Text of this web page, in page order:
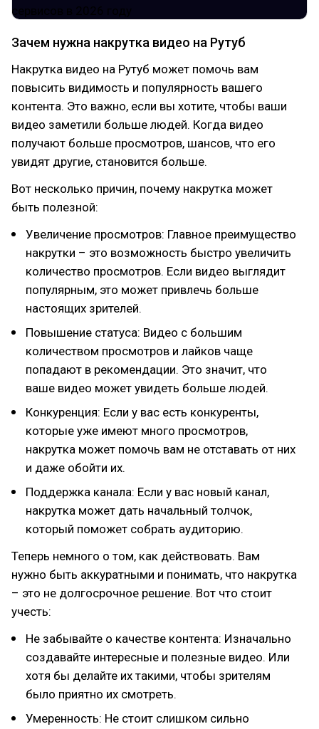
Зачем нужна накрутка видео на Рутуб
Накрутка видео на Рутуб может помочь вам
повысить видимость и популярность вашего
контента. Это важно, если вы хотите, чтобы ваши
видео заметили больше людей. Когда видео
получают больше просмотров, шансов, что его
увидят другие, становится больше.
Вот несколько причин, почему накрутка может
быть полезной:
Увеличение просмотров: Главное преимущество
накрутки – это возможность быстро увеличить
количество просмотров. Если видео выглядит
популярным, это может привлечь больше
настоящих зрителей.
Повышение статуса: Видео с большим
количеством просмотров и лайков чаще
попадают в рекомендации. Это значит, что
ваше видео может увидеть больше людей.
Конкуренция: Если у вас есть конкуренты,
которые уже имеют много просмотров,
накрутка может помочь вам не отставать от них
и даже обойти их.
Поддержка канала: Если у вас новый канал,
накрутка может дать начальный толчок,
который поможет собрать аудиторию.
Теперь немного о том, как действовать. Вам
нужно быть аккуратными и понимать, что накрутка
– это не долгосрочное решение. Вот что стоит
учесть:
Не забывайте о качестве контента: Изначально
создавайте интересные и полезные видео. Или
хотя бы делайте их такими, чтобы зрителям
было приятно их смотреть.
Умеренность: Не стоит слишком сильно